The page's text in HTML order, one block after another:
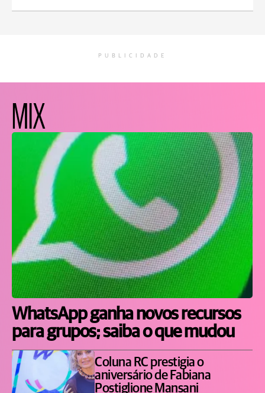
PUBLICIDADE
MIX
WhatsApp ganha novos recursos
para grupos; saiba o que mudou
Coluna RC prestigia o
aniversário de Fabiana
Postiglione Mansani